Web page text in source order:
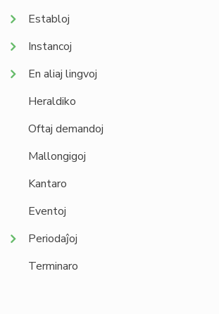
Establoj
Instancoj
En aliaj lingvoj
Heraldiko
Oftaj demandoj
Mallongigoj
Kantaro
Eventoj
Periodaĵoj
Terminaro